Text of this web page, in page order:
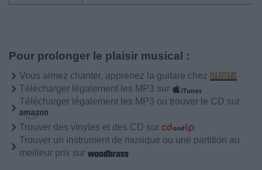
Pour prolonger le plaisir musical :
Vous aimez chanter, apprenez la guitare chez
Télécharger légalement les MP3 sur
Télécharger légalement les MP3 ou trouver le CD sur
Trouver des vinyles et des CD sur
Trouver un instrument de musique ou une partition au
meilleur prix sur